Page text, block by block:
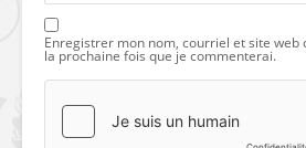
Enregistrer mon nom, courriel et site web
la prochaine fois que je commenterai.